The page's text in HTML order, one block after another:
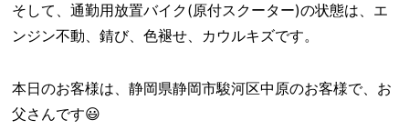
そして、通勤用放置バイク(原付スクーター)の状態は、エ
ンジン不動、錆び、色褪せ、カウルキズです。
本日のお客様は、静岡県静岡市駿河区中原のお客様で、お
父さんです😃